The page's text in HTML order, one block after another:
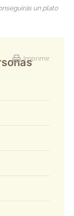
un plato
Imprimir